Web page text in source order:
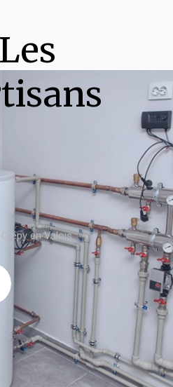
Les
en Valois